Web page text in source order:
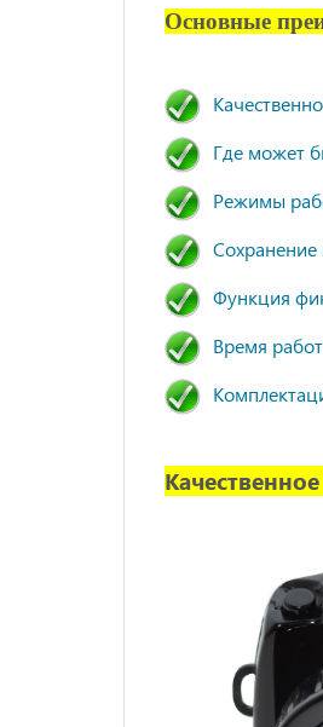
Основные
Где может
Режимы
Функция
Время